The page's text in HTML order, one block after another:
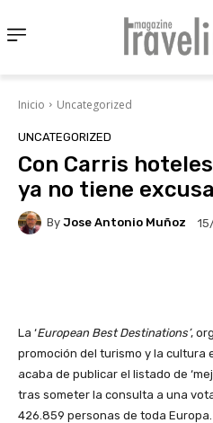
Inicio Uncategorized
UNCATEGORIZED
Con Carris
ya no tiene
By Jose Antonio Muñoz
La ‘European Best Destinations’,
promoción del turismo y la cultura
acaba de publicar el listado de
tras someter la consulta a una
426.859 personas de toda